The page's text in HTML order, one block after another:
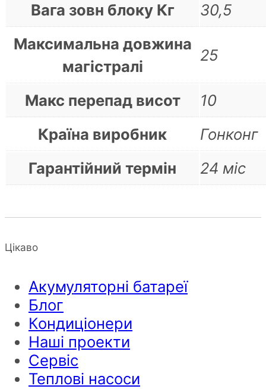
Вага зовн блоку Кг
30,5
Максимальна довжина
магістралі
25
Макс перепад висот
10
Країна виробник
Гонконг
Гарантійний термін
24 міс
Цікаво
Акумуляторні батареї
Блог
Кондиціонери
Наші проекти
Сервіс
Теплові насоси